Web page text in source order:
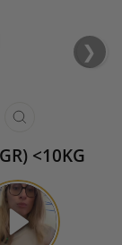
❯
›
<10KG